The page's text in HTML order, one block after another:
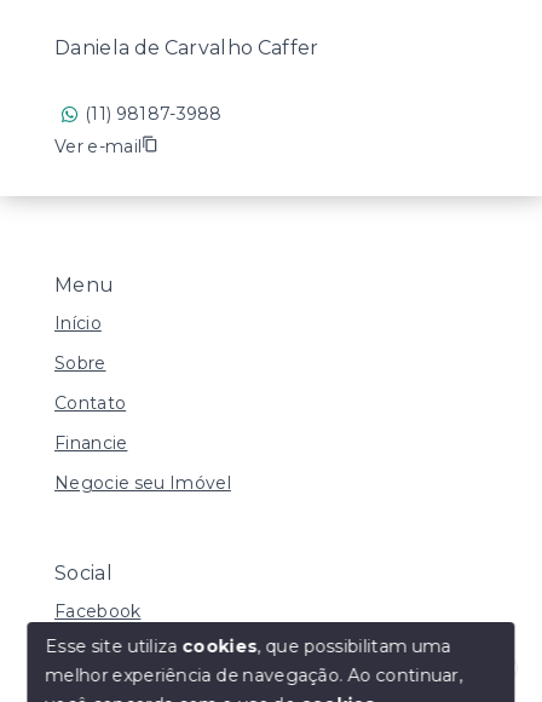
Olá! Estamos disponíveis para te ajudar.
Menu
Início
Sobre
Contato
Financie
Negocie seu Imóvel
Social
Facebook
Daniela de Carvalho Caffer
(11) 98187-3988
Ver e-mail
Esse site utiliza cookies, que possibilitam uma
melhor experiência de navegação.Ao continuar,